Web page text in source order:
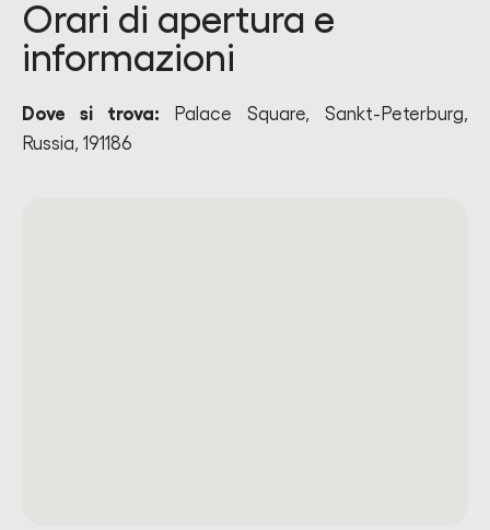
Orari di apertura e
informazioni
Dove si trova: Palace Square, Sankt-Peterburg,
Russia, 191186